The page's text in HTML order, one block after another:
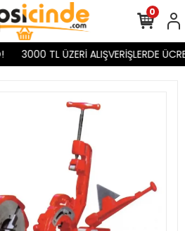
3000 TL ÜZERİ ALIŞVERİŞLERDE
0